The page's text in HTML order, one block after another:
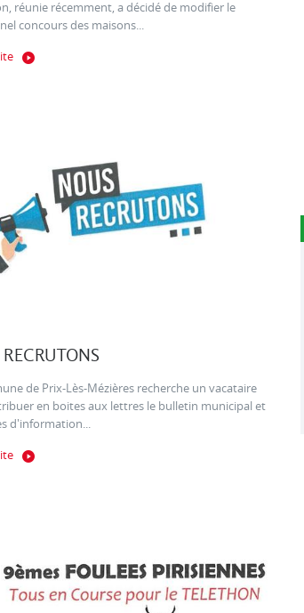
réunie récemment, a décidé de modifier le
concours des maisons...
de Prix-Lès-Mézières recherche un vacataire
en boites aux lettres le bulletin municipal et
d'information...